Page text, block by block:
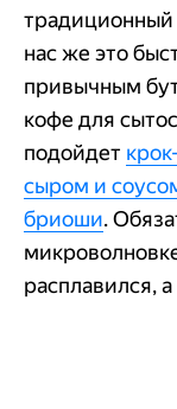
традиционный
нас же это
привычным
кофе для
подойдет
сыром и
бриоши.
расплавился,